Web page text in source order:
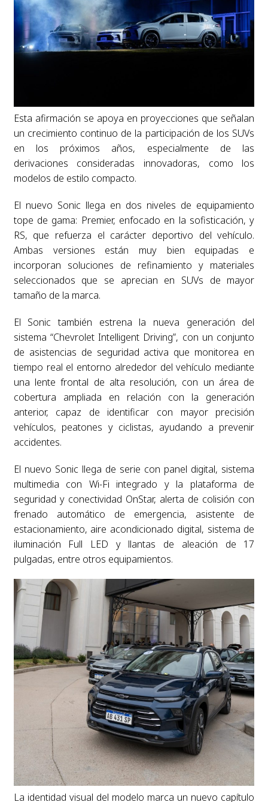
Esta afirmación se apoya en proyecciones que señalan
un crecimiento continuo de la participación de los SUVs
en los próximos años, especialmente de las
derivaciones consideradas innovadoras, como los
modelos de estilo compacto.
El nuevo Sonic llega en dos niveles de equipamiento
tope de gama: Premier, enfocado en la sofisticación, y
RS, que refuerza el carácter deportivo del vehículo.
Ambas versiones están muy bien equipadas e
incorporan soluciones de refinamiento y materiales
seleccionados que se aprecian en SUVs de mayor
tamaño de la marca.
El Sonic también estrena la nueva generación del
sistema “Chevrolet Intelligent Driving”, con un conjunto
de asistencias de seguridad activa que monitorea en
tiempo real el entorno alrededor del vehículo mediante
una lente frontal de alta resolución, con un área de
cobertura ampliada en relación con la generación
anterior, capaz de identificar con mayor precisión
vehículos, peatones y ciclistas, ayudando a prevenir
accidentes.
El nuevo Sonic llega de serie con panel digital, sistema
multimedia con Wi-Fi integrado y la plataforma de
seguridad y conectividad OnStar, alerta de colisión con
frenado automático de emergencia, asistente de
estacionamiento, aire acondicionado digital, sistema de
iluminación Full LED y llantas de aleación de 17
pulgadas, entre otros equipamientos.
La identidad visual del modelo marca un nuevo capítulo